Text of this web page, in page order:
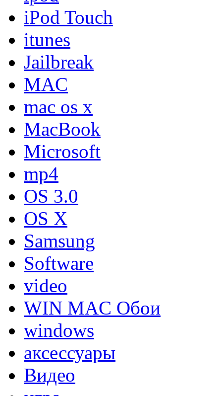
iPod Touch
itunes
Jailbreak
MAC
mac os x
MacBook
Microsoft
mp4
OS 3.0
OS X
Samsung
Software
video
WIN MAC Обои
windows
аксессуары
Видео